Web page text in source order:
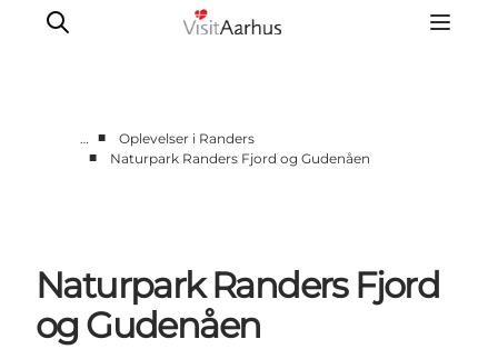
Randers
Silkeborg
Viborg
… ■
Oplevelser i Randers
■
Naturpark Randers Fjord og Gudenåen
Naturpark Randers Fjord
og Gudenåen